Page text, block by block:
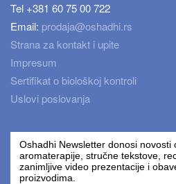
Tel +381 60 75 00 722
Email: prodaja@oshadhi.rs
Strana za kontakt i upite
Impresum
Sertifikat o biološkoj kontroli
Uslovi poslovanja
Oshadhi Newsletter donosi novosti
aromaterapije, stručne tekstove,
zanimljive video prezentacije i
proizvodima.